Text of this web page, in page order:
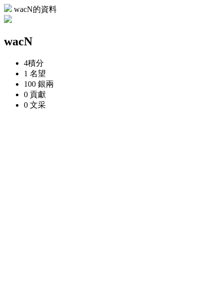
wacN的資料
wacN
4積分
1 名望
100 銀兩
0 貢獻
0 文采